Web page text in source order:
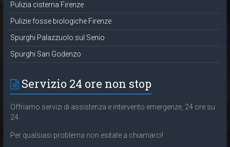
Pulizia cisterna Firenze
Pulizie fosse biologiche Firenze
Spurghi Palazzuolo sul Senio
Spurghi San Godenzo
Servizio 24 ore non stop
Offriamo servizi di assistenza e intervento emergenze, 24 ore su
24.
Per qualsiasi problema non esitate a chiamarci!